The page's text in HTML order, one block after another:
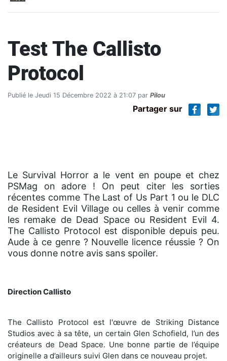
Test The Callisto
Protocol
Publié le Jeudi 15 Décembre 2022 à 21:07 par Pilou
Partager sur
Le Survival Horror a le vent en poupe et chez
PSMag on adore ! On peut citer les sorties
récentes comme The Last of Us Part 1 ou le DLC
de Resident Evil Village ou celles à venir comme
les remake de Dead Space ou Resident Evil 4.
The Callisto Protocol est disponible depuis peu.
Aude à ce genre ? Nouvelle licence réussie ? On
vous donne notre avis sans spoiler.
Direction Callisto
The Callisto Protocol est l'œuvre de Striking Distance
Studios avec à sa tête, un certain Glen Schofield, l’un des
créateurs de Dead Space. Une bonne partie de l’équipe
originelle a d’ailleurs suivi Glen dans ce nouveau projet.